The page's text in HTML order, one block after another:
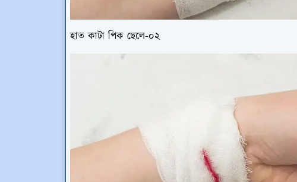
হাত কাটা পিক ছেলে-০২